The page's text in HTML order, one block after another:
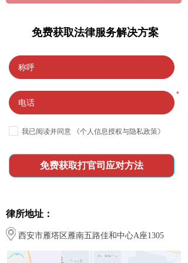
免费获取法律服务解决方案
*
我已阅读并同意 《个人信息授权与隐私政策》
免费获取打官司应对方法
律所地址：
西安市雁塔区雁南五路佳和中心A座1305